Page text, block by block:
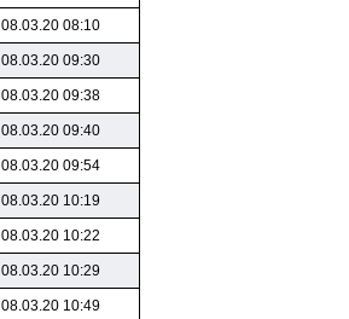
08.03.20 08:10
08.03.20 09:30
08.03.20 09:38
08.03.20 09:40
08.03.20 09:54
08.03.20 10:19
08.03.20 10:22
08.03.20 10:29
08.03.20 10:49